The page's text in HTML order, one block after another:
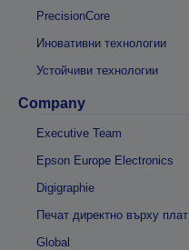
PrecisionCore
Иновативни технологии
Устойчиви технологии
Company
Executive Team
Epson Europe Electronics
Digigraphie
Печат директно върху плат
Global